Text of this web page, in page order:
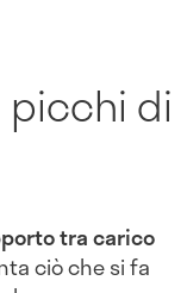
picchi di
tra carico
ciò che si fa